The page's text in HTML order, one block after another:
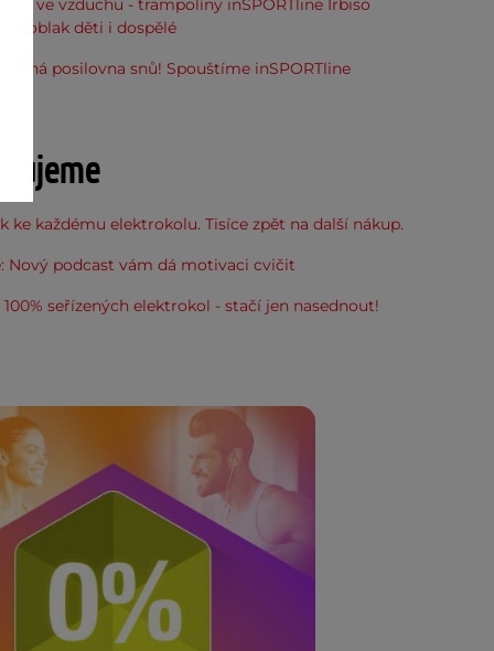
ve vzduchu - trampolíny inSPORTline Irbiso
do oblak děti i dospělé
posilovna snů! Spouštíme inSPORTline
ke každému elektrokolu. Tisíce zpět na další nákup.
Nový podcast vám dá motivaci cvičit
100% seřízených elektrokol - stačí jen nasednout!